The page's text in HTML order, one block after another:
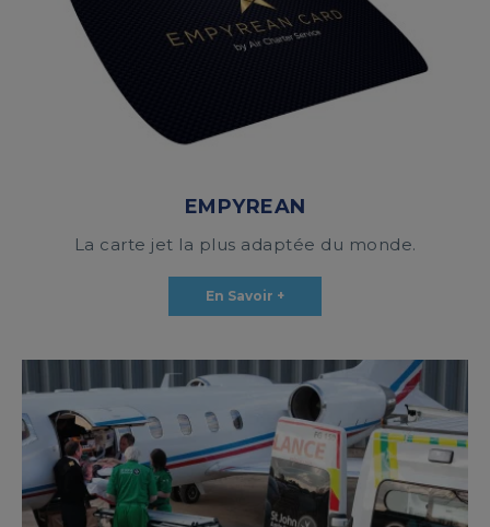
EMPYREAN
La carte jet la plus adaptée du monde.
En Savoir +